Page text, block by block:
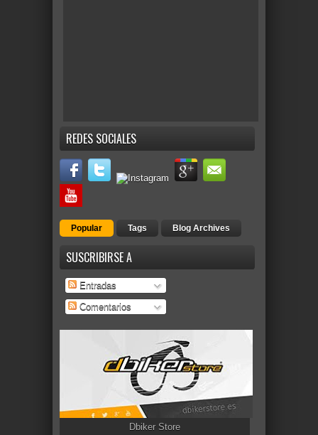
REDES SOCIALES
Popular Tags Blog Archives
SUSCRIBIRSE A
Entradas
Comentarios
Dbiker Store